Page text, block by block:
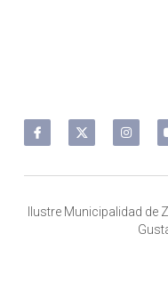
Ilustre Municipalidad